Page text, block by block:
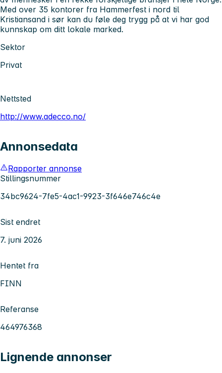
Med over 35 kontorer fra Hammerfest i nord til
Kristiansand i sør kan du føle deg trygg på at vi har god
kunnskap om ditt lokale marked.
Sektor
Privat
Nettsted
http://www.adecco.no/
Annonsedata
Rapporter annonse
Stillingsnummer
34bc9624-7fe5-4ac1-9923-3f646e746c4e
Sist endret
7. juni 2026
Hentet fra
FINN
Referanse
464976368
Lignende annonser